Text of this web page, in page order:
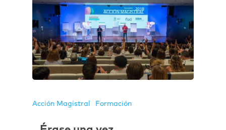
Acción Magistral Formación